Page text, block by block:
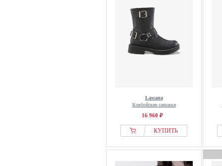
Lascana
Ковбойские сапожки
16 960 ₽
КУПИТЬ